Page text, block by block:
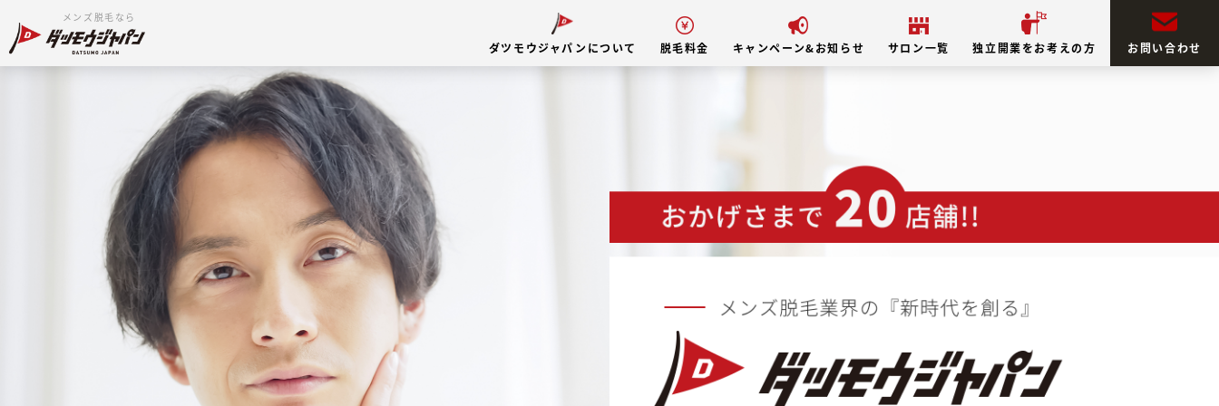
メンズ脱毛なら
ダツモウジャパンについて 脱毛料金 キャンペーン&お知らせ サロン一覧 独立開業をお考えの方 お問い合わせ